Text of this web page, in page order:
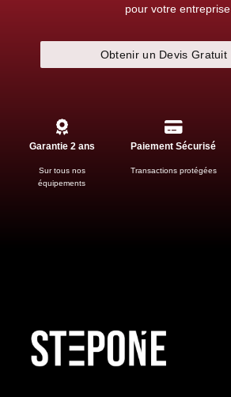
pour votre entreprise
Obtenir un Devis Gratuit
Garantie 2 ans
Sur tous nos
équipements
Paiement Sécurisé
Transactions protégées